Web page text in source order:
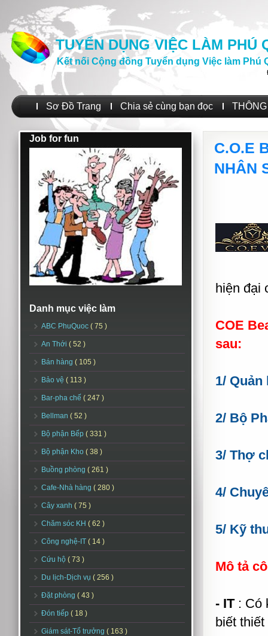
TUYỂN DỤNG VIỆC LÀM PHÚ
Kết nối Cộng đồng Tuyển dụng Việc làm Phú
Sơ Đồ Trang Chia sẻ cùng bạn đọc
Job for fun
Danh mục việc làm
ABC PhuQuoc ( 75 )
An Thới ( 52 )
Bán hàng ( 105 )
Bảo vệ ( 113 )
Bar-pha chế ( 247 )
Bellman ( 52 )
Bộ phận Bếp ( 331 )
Bộ phận Kho ( 38 )
Buồng phòng ( 261 )
Cafe-Nhà hàng ( 280 )
Cây xanh ( 75 )
Chăm sóc KH ( 62 )
Công nghệ-IT ( 14 )
Cứu hộ ( 73 )
Du lịch-Dịch vụ ( 256 )
Đặt phòng ( 43 )
Đón tiếp ( 18 )
Giám sát-Tổ trưởng ( 163 )
C.O.E
NHÂN
hiện đại
COE
sau:
1/ Quản
2/ Bộ
3/ Thợ
4/
5/ Kỹ
Mô tả
- IT: Có
biết